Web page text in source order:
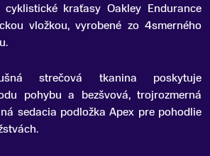
cyklistické kraťasy Oakley Endurance
vložkou, vyrobené zo 4smerného
.
strečová tkanina poskytuje
pohybu a bezšvová, trojrozmerná
sedacia podložka Apex pre pohodlie